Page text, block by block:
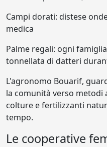
Campi dorati: distese
medica
Palme regali: ogni
tonnellata di datteri
L'agronomo Bouarif,
la comunità verso metodi
colture e fertilizzanti
tempo.
Le cooperative